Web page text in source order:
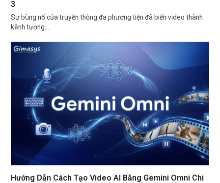
3
Sự bùng nổ của truyền thông đa phương tiện đã biến video thành
kênh tương…
Hướng Dẫn Cách Tạo Video AI Bằng Gemini Omni Chi